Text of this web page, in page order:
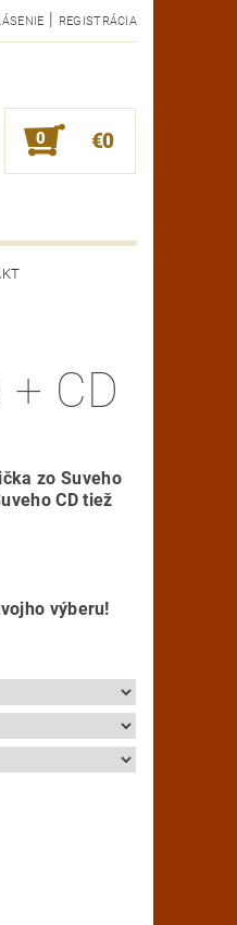
| REGISTRÁCIA
0 €0
+ CD
zo Suveho
CD tiež
výberu!